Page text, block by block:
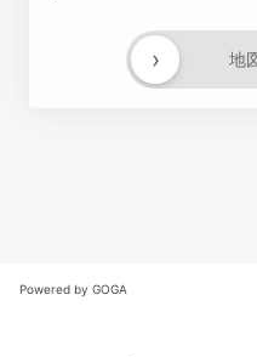
地
›
Powered by GOGA